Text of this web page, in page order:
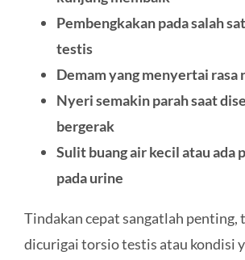
Pembengkakan pada salah
testis
Demam yang menyertai rasa
Nyeri semakin parah saat
bergerak
Sulit buang air kecil atau ada
pada urine
Tindakan cepat sangatlah penting,
dicurigai torsio testis atau kondisi